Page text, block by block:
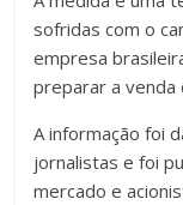
sofridas com o
empresa
preparar a venda
A informação foi
jornalistas e foi
mercado e